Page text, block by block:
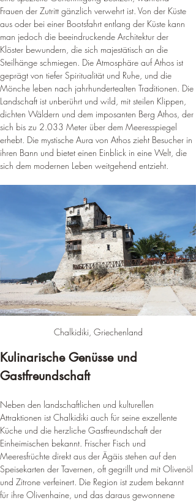
Frauen der Zutritt gänzlich verwehrt ist. Von der Küste
aus oder bei einer Bootsfahrt entlang der Küste kann
man jedoch die beeindruckende Architektur der
Klöster bewundern, die sich majestätisch an die
Steilhänge schmiegen. Die Atmosphäre auf Athos ist
geprägt von tiefer Spiritualität und Ruhe, und die
Mönche leben nach jahrhundertealten Traditionen. Die
Landschaft ist unberührt und wild, mit steilen Klippen,
dichten Wäldern und dem imposanten Berg Athos, der
sich bis zu 2.033 Meter über dem Meeresspiegel
erhebt. Die mystische Aura von Athos zieht Besucher in
ihren Bann und bietet einen Einblick in eine Welt, die
sich dem modernen Leben weitgehend entzieht.
Chalkidiki, Griechenland
Kulinarische Genüsse und
Gastfreundschaft
Neben den landschaftlichen und kulturellen
Attraktionen ist Chalkidiki auch für seine exzellente
Küche und die herzliche Gastfreundschaft der
Einheimischen bekannt. Frischer Fisch und
Meeresfrüchte direkt aus der Ägäis stehen auf den
Speisekarten der Tavernen, oft gegrillt und mit Olivenöl
und Zitrone verfeinert. Die Region ist zudem bekannt
für ihre Olivenhaine, und das daraus gewonnene